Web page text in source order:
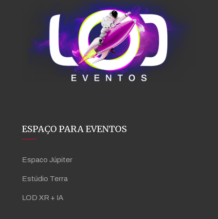
ESPAÇO PARA EVENTOS
Espaco Júpiter
Estúdio Terra
LOD XR + IA